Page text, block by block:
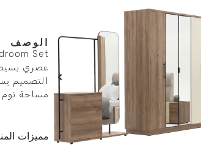
الوصف
عصري
التصميم
مساحة نوم
مميزات